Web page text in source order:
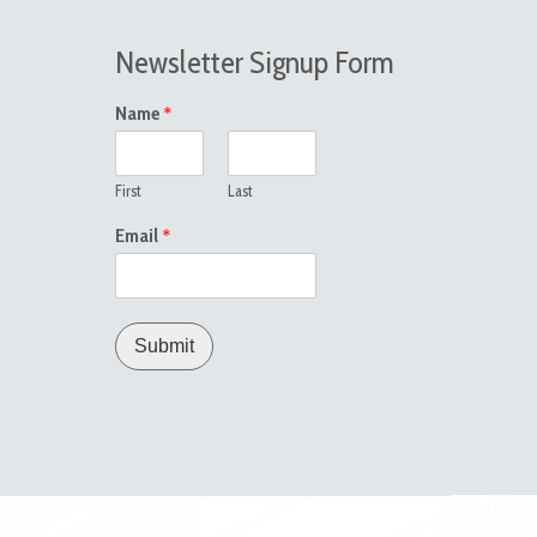
Newsletter Signup Form
Name *
First Last
Email *
Submit